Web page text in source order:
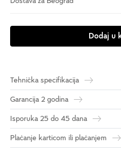
Dodaj u
Tehnička specifikacija
Garancija 2 godina
Isporuka 25 do 45 dana
Plaćanje karticom ili plaćanjem